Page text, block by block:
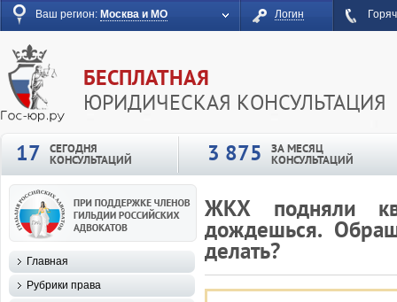
Ваш регион: Москва и МО Логин
БЕСПЛАТНАЯ
ЮРИДИЧЕСКАЯ КОНСУЛЬТАЦИЯ
17
СЕГОДНЯ
КОНСУЛЬТАЦИЙ 3 875 ЗА МЕСЯЦ
КОНСУЛЬТАЦИЙ
ЖКХ подняли
дождешься.
делать?
Главная
Рубрики права